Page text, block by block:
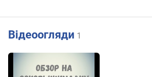
Відеоогляди 1